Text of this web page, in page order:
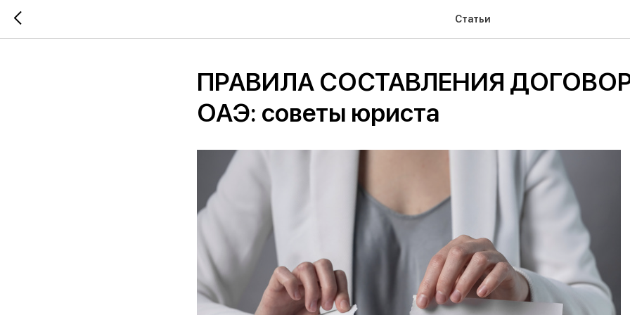
Статьи
ПРАВИЛА СОСТАВЛЕНИЯ
ОАЭ: советы юриста